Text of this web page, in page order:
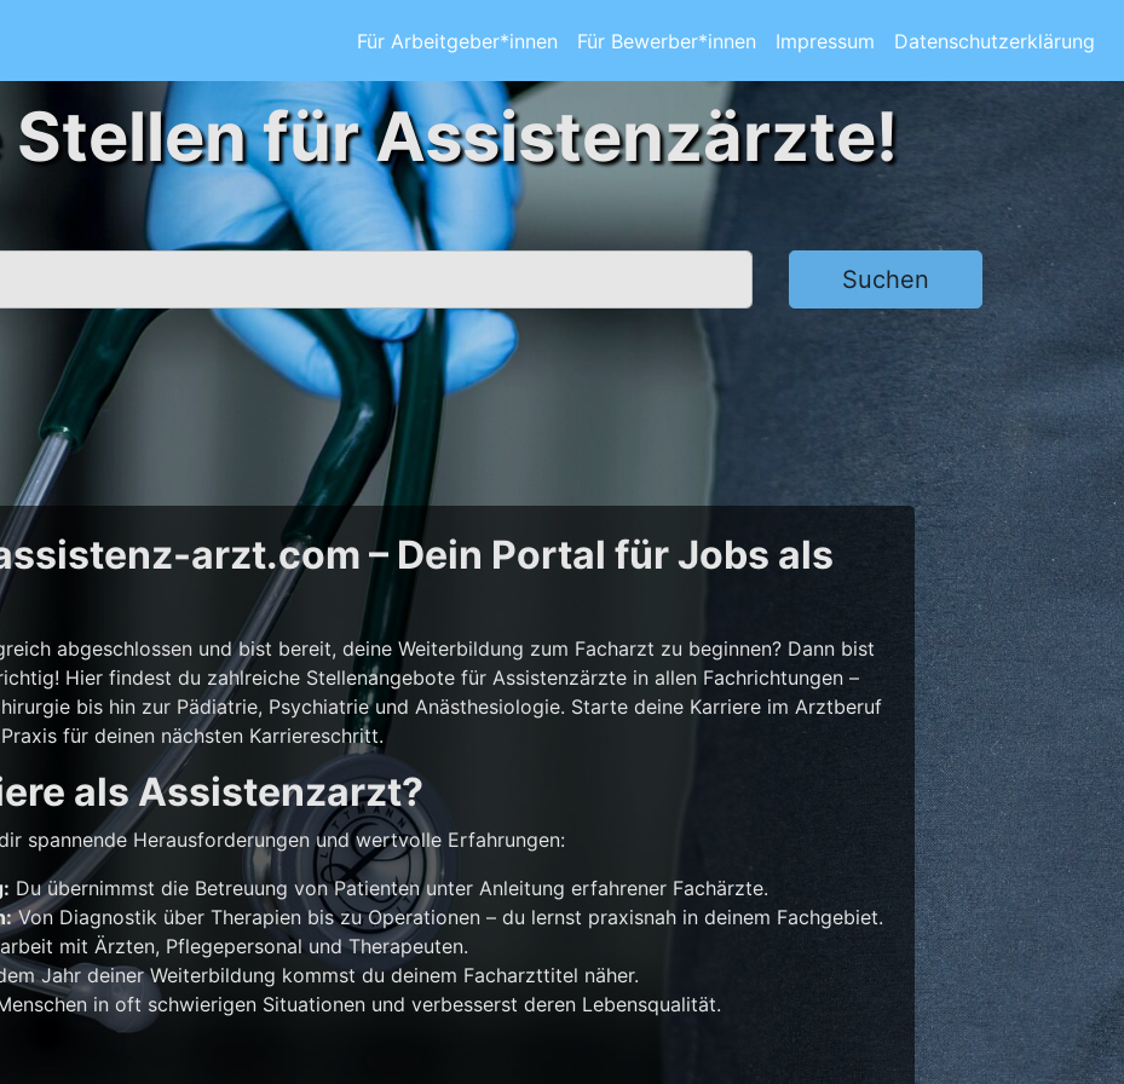
Für Arbeitgeber*innen Für Bewerber*innen Impressum Datenschutzerklärung
für Assistenzärzte!
Suchen
arzt.com – Dein Portal für Jobs als
abgeschlossen und bist bereit, deine Weiterbildung zum Facharzt zu beginnen? Dann bist
Hier findest du zahlreiche Stellenangebote für Assistenzärzte in allen Fachrichtungen –
bis hin zur Pädiatrie, Psychiatrie und Anästhesiologie. Starte deine Karriere im Arztberuf
für deinen nächsten Karriereschritt.
als Assistenzarzt?
spannende Herausforderungen und wertvolle Erfahrungen:
Du übernimmst die Betreuung von Patienten unter Anleitung erfahrener Fachärzte.
Von Diagnostik über Therapien bis zu Operationen – du lernst praxisnah in deinem Fachgebiet.
mit Ärzten, Pflegepersonal und Therapeuten.
Jahr deiner Weiterbildung kommst du deinem Facharzttitel näher.
in oft schwierigen Situationen und verbesserst deren Lebensqualität.